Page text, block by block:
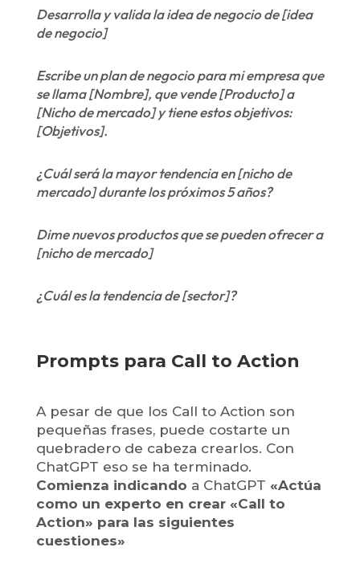
Desarrolla y valida la idea de negocio de [idea
de negocio]
Escribe un plan de negocio para mi empresa que
se llama [Nombre], que vende [Producto] a
[Nicho de mercado] y tiene estos objetivos:
[Objetivos].
¿Cuál será la mayor tendencia en [nicho de
mercado] durante los próximos 5 años?
Dime nuevos productos que se pueden ofrecer a
[nicho de mercado]
¿Cuál es la tendencia de [sector]?
Prompts para Call to Action
A pesar de que los Call to Action son
pequeñas frases, puede costarte un
quebradero de cabeza crearlos. Con
ChatGPT eso se ha terminado.
Comienza indicando a ChatGPT «Actúa
como un experto en crear «Call to
Action» para las siguientes
cuestiones»